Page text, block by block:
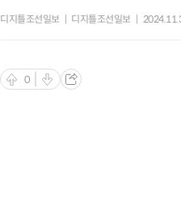
디지틀조선일보 디지틀조선일보
0